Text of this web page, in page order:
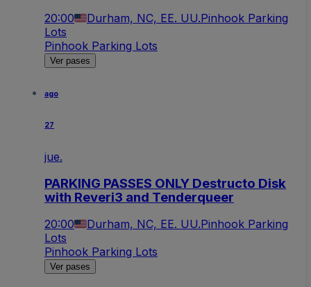
20:00 Durham, NC, EE. UU.Pinhook Parking
Lots
Pinhook Parking Lots
Ver pases
ago
27
jue.
PARKING PASSES ONLY Destructo Disk
with Reveri3 and Tenderqueer
20:00 Durham, NC, EE. UU.Pinhook Parking
Lots
Pinhook Parking Lots
Ver pases